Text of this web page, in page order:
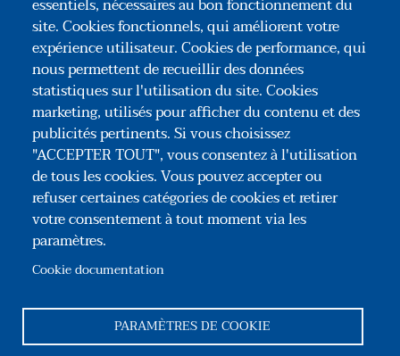
Un contrôle des organes de gestion et de
décision
Un contrôle de la géographie du capital
essentiels, nécessaires au bon fonctionnement du
site. Cookies fonctionnels, qui améliorent votre
expérience utilisateur. Cookies de performance, qui
nous permettent de recueillir des données
statistiques sur l'utilisation du site. Cookies
marketing, utilisés pour afficher du contenu et des
publicités pertinents. Si vous choisissez
"ACCEPTER TOUT", vous consentez à l'utilisation
de tous les cookies. Vous pouvez accepter ou
refuser certaines catégories de cookies et retirer
votre consentement à tout moment via les
paramètres.
Cookie documentation
PARAMÈTRES DE COOKIE
Association Congrès des Notaires de France
35, rue du Général Foy – 75008 Paris
Reseaux sociaux